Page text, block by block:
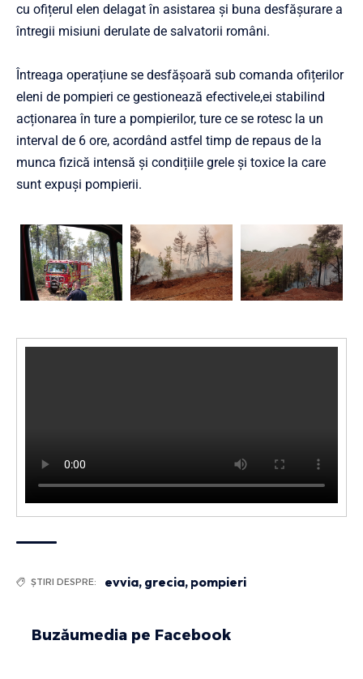
cu ofițerul elen delagat în asistarea și buna desfășurare a
întregii misiuni derulate de salvatorii români.
Întreaga operațiune se desfășoară sub comanda ofițerilor
eleni de pompieri ce gestionează efectivele,ei stabilind
acționarea în ture a pompierilor, ture ce se rotesc la un
interval de 6 ore, acordând astfel timp de repaus de la
munca fizică intensă și condițiile grele și toxice la care
sunt expuși pompierii.
ȘTIRI DESPRE: evvia, grecia, pompieri
Buzăumedia pe Facebook